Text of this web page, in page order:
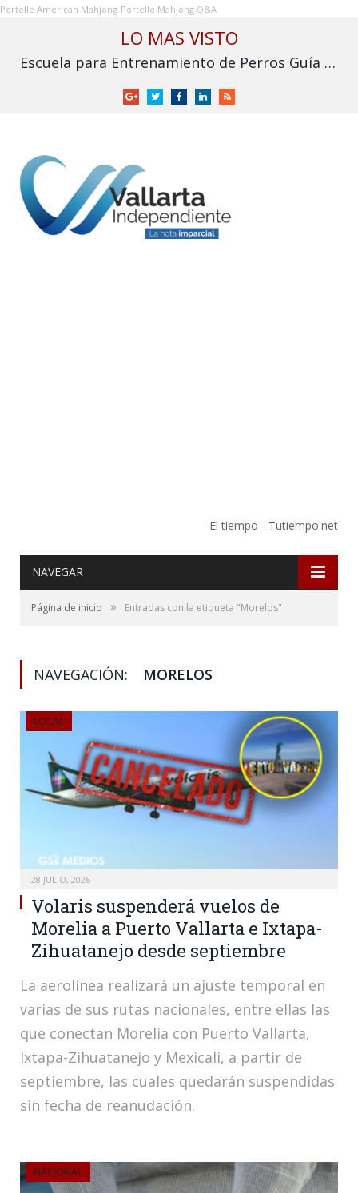
Portelle American Mahjong Portelle Mahjong Q&A
LO MAS VISTO
Escuela para Entrenamiento de Perros Guía para Ciegos I.A.P. solicita apoyo para no cerrar
GoogleTwitterFacebookLinkedInRSS
El tiempo - Tutiempo.net
NAVEGAR
Página de inicio » Entradas con la etiqueta "Morelos"
NAVEGACIÓN: MORELOS
LOCAL
28 JULIO, 2026
Volaris suspenderá vuelos de
Morelia a Puerto Vallarta e Ixtapa-
Zihuatanejo desde septiembre
La aerolínea realizará un ajuste temporal en
varias de sus rutas nacionales, entre ellas las
que conectan Morelia con Puerto Vallarta,
Ixtapa-Zihuatanejo y Mexicali, a partir de
septiembre, las cuales quedarán suspendidas
sin fecha de reanudación.
NACIONAL